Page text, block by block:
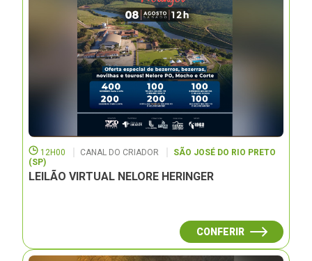
12H00 CANAL DO CRIADOR
SÃO JOSÉ DO RIO PRETO
(SP)
LEILÃO VIRTUAL NELORE HERINGER
CONFERIR